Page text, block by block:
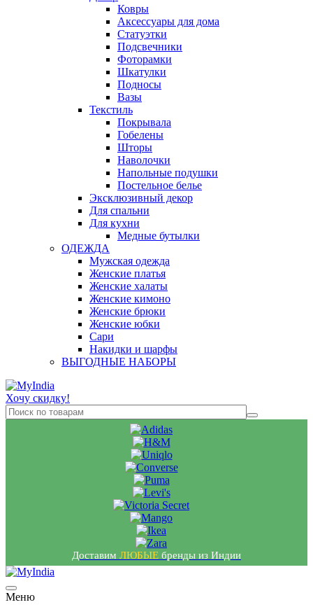
Ковры
Аксессуары для дома
Статуэтки
Подсвечники
Фоторамки
Шкатулки
Подносы
Вазы
Текстиль
Покрывала
Гобелены
Шторы
Наволочки
Напольные подушки
Постельное белье
Эксклюзивный декор
Для спальни
Для кухни
Медные бутылки
ОДЕЖДА
Мужская одежда
Женские платья
Женские халаты
Женские кимоно
Женские брюки
Женские юбки
Сари
Накидки и шарфы
ВЫГОДНЫЕ НАБОРЫ
Хочу скидку!
Доставим ЛЮБЫЕ бренды из Индии
Меню